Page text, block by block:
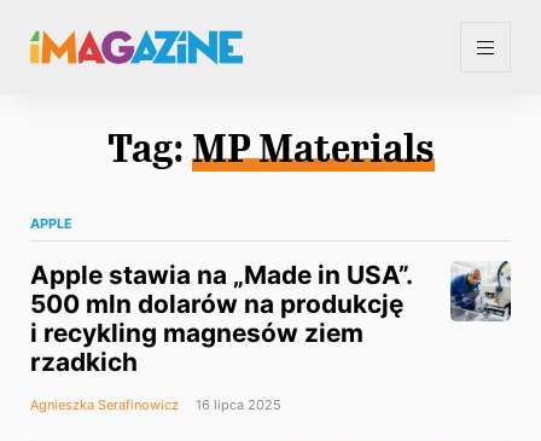
Tag: MP Materials
APPLE
Apple stawia na „Made in USA”.
500 mln dolarów na produkcję
i recykling magnesów ziem
rzadkich
Agnieszka Serafinowicz 16 lipca 2025